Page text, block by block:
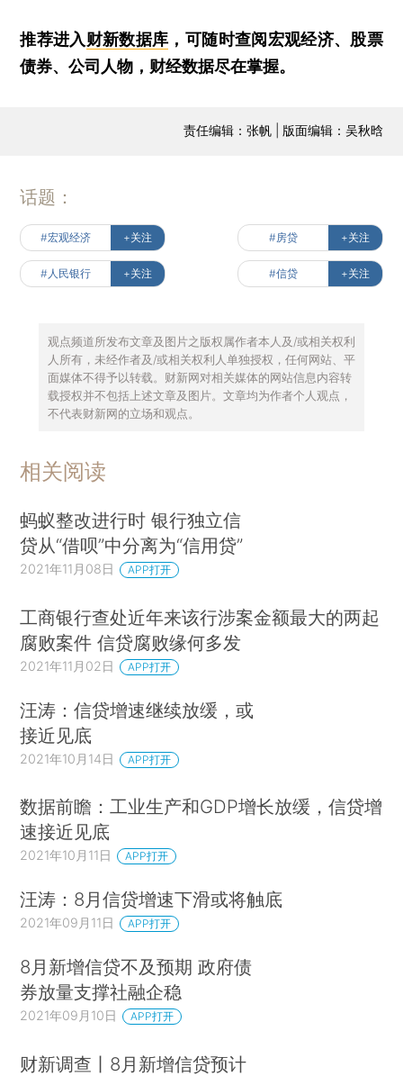
推荐进入财新数据库 ，可随时查阅宏观经济、股票
债券、公司人物，财经数据尽在掌握。
责任编辑：张帆 | 版面编辑：吴秋晗
话题：
#宏观经济 +关注 #房贷 +关注
#人民银行 +关注 #信贷 +关注
观点频道所发布文章及图片之版权属作者本人及/或相关权利
人所有，未经作者及/或相关权利人单独授权，任何网站、平
面媒体不得予以转载。财新网对相关媒体的网站信息内容转
载授权并不包括上述文章及图片。文章均为作者个人观点，
不代表财新网的立场和观点。
相关阅读
蚂蚁整改进行时 银行独立信
贷从“借呗”中分离为“信用贷”
2021年11月08日 APP打开
工商银行查处近年来该行涉案金额最大的两起
腐败案件 信贷腐败缘何多发
2021年11月02日 APP打开
汪涛：信贷增速继续放缓，或
接近见底
2021年10月14日 APP打开
数据前瞻：工业生产和GDP增长放缓，信贷增
速接近见底
2021年10月11日 APP打开
汪涛：8月信贷增速下滑或将触底
2021年09月11日 APP打开
8月新增信贷不及预期 政府债
券放量支撑社融企稳
2021年09月10日 APP打开
财新调查丨8月新增信贷预计